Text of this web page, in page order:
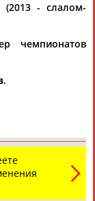
АБАШИДЗЕ
(2013 - слалом-
чемпионатов
.